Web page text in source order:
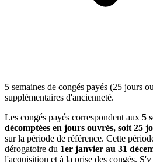
5 semaines de congés payés (25 jours
supplémentaires d'ancienneté.
Les congés payés correspondent aux 5
décomptées en jours ouvrés, soit 25
sur la période de référence. Cette
dérogatoire du 1er janvier au 31
l'acquisition et à la prise des congés.